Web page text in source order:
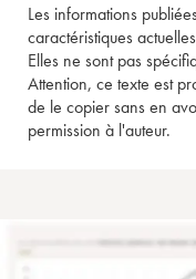
Les informations
caractéristiques
Elles ne sont pas
Attention, ce texte est
de le copier sans en
permission à l'auteur.